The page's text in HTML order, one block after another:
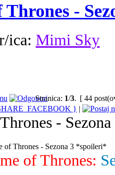
Thrones -
ica: Mimi Sky
Stranica: 1/3. [ 44
|
-
of Thrones - Sezona 3 *spoileri*
of Thrones: